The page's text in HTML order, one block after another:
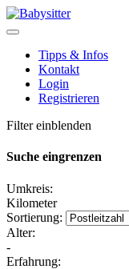
Tipps & Infos
Kontakt
Login
Registrieren
Filter einblenden
Suche eingrenzen
Umkreis:
Kilometer
Sortierung:
Alter:
-
Erfahrung: